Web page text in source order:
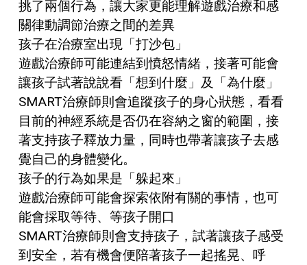
挑了兩個行為，讓大家更能理解遊戲治療和感
關律動調節治療之間的差異
孩子在治療室出現「打沙包」
遊戲治療師可能連結到憤怒情緒，接著可能會
讓孩子試著說說看「想到什麼」及「為什麼」
SMART治療師則會追蹤孩子的身心狀態，看看
目前的神經系統是否仍在容納之窗的範圍，接
著支持孩子釋放力量，同時也帶著讓孩子去感
覺自己的身體變化。
孩子的行為如果是「躲起來」
遊戲治療師可能會探索依附有關的事情，也可
能會採取等待、等孩子開口
SMART治療師則會支持孩子，試著讓孩子感受
到安全，若有機會便陪著孩子一起搖晃、呼